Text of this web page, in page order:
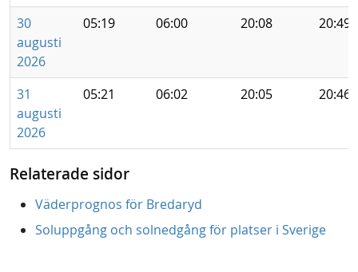
30
augusti
2026
05:19 06:00 20:08 20:49
31
augusti
2026
05:21 06:02 20:05 20:46
Relaterade sidor
Väderprognos för Bredaryd
Soluppgång och solnedgång för platser i Sverige